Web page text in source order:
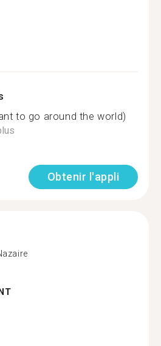
to go around the world)
Obtenir l'appli